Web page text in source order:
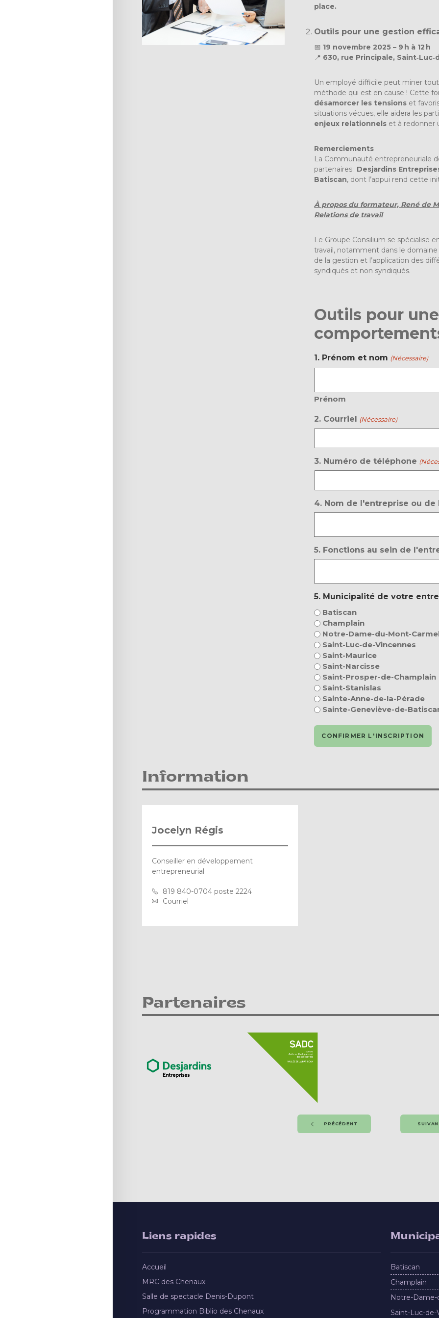
place.
Outils pour une gestion
📅 19 novembre 2025 – 9 h à 12 h
📍 630, rue Principale,
Un employé difficile peut miner
méthode qui est en cause ! Cette
désamorcer les tensions et
situations vécues, elle aidera les
enjeux relationnels et à redonner
Remerciements
La Communauté entrepreneuriale
partenaires : Desjardins
Batiscan, dont l’appui rend cette
À propos du formateur, René de
Relations de travail
Le Groupe Consilium se spécialise
travail, notamment dans le
de la gestion et l’application des
syndiqués et non syndiqués.
Outils pour
1. Prénom et nom (Nécessaire)
Prénom
2. Courriel (Nécessaire)
3. Numéro de téléphone
4. Nom de l'entreprise ou
5. Fonctions au sein de
5. Municipalité de votre
Batiscan
Champlain
Notre-Dame-du-Mont-
Saint-Luc-de-Vincennes
Saint-Maurice
Saint-Narcisse
Saint-Prosper-de-Champlain
Saint-Stanislas
Sainte-Anne-de-la-Pérade
Sainte-Geneviève-de-
Information
Jocelyn Régis
Conseiller en développement
entrepreneurial
819 840-0704 poste 2224
Courriel
Partenaires
PRÉCÉDENT
Liens rapides
Accueil
MRC des Chenaux
Salle de spectacle Denis-Dupont
Programmation Biblio des Chenaux
Batiscan
Champlain
Notre-
Saint-Luc-de-